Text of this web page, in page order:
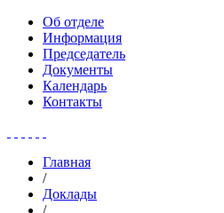
Об отделе
Информация
Председатель
Документы
Календарь
Контакты
Главная
/
Доклады
/